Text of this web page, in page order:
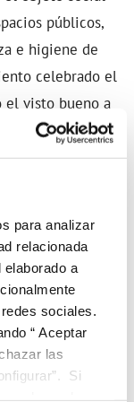
para analizar
relacionada
a
sociales.
“ Aceptar
las
Si
públicos,
e higiene de
celebrado el
el visto bueno a
agua potable,
del 11 de
Sermubeniel
estudios
y
de la
urbanos